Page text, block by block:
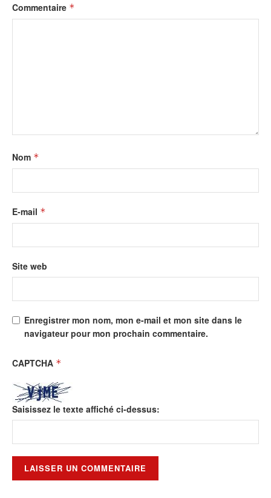
Commentaire *
Nom *
E-mail *
Site web
Enregistrer mon nom, mon e-mail et mon site dans le
navigateur pour mon prochain commentaire.
CAPTCHA *
Saisissez le texte affiché ci-dessus: